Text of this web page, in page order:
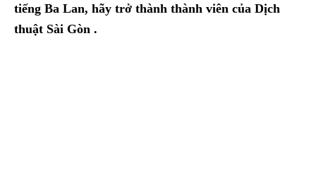
tiếng Ba Lan, hãy trở thành thành viên của Dịch
thuật Sài Gòn .